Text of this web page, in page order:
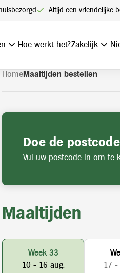
Altijd een vriendelijke
Hoe werkt het?Zakelijk
bestellen met een account.
Home Maaltijden bestellen
Doe de
Vul uw postcode in om te
Maaltijden
Week 33
10 - 16 aug.
17 -